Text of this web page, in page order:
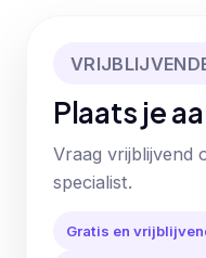
Plaats je
Vraag vrijblijvend
specialist.
Gratis en